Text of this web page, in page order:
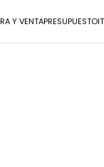
Y VENTAPRESUPUESTOIT